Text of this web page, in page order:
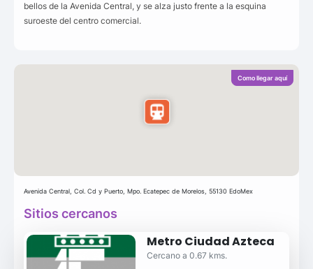
bellos de la Avenida Central, y se alza justo frente a la esquina
suroeste del centro comercial.
Como llegar aquí
Avenida Central, Col. Cd y Puerto, Mpo. Ecatepec de Morelos, 55130 EdoMex
Sitios cercanos
Metro Ciudad Azteca
Cercano a 0.67 kms.